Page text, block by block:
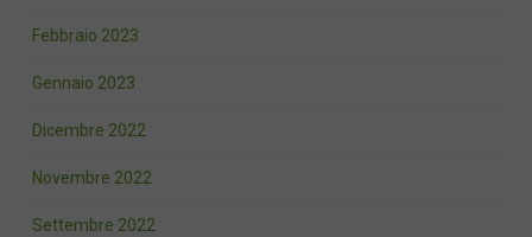
Febbraio 2023
Gennaio 2023
Dicembre 2022
Novembre 2022
Settembre 2022